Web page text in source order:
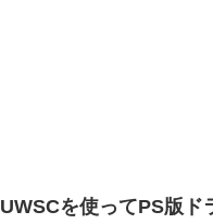
UWSCを使ってPS版ド